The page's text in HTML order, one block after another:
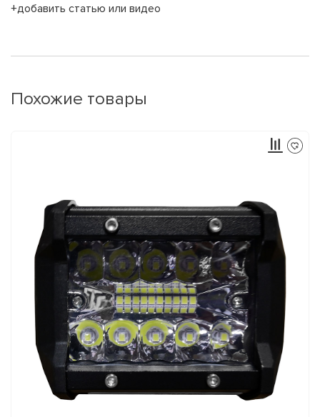
+добавить статью или видео
Похожие товары